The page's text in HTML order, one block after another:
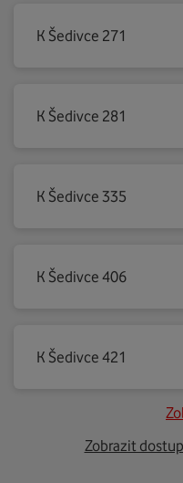
K Šedivce 271
K Šedivce 281
K Šedivce 335
K Šedivce 406
K Šedivce 421
Zobrazit